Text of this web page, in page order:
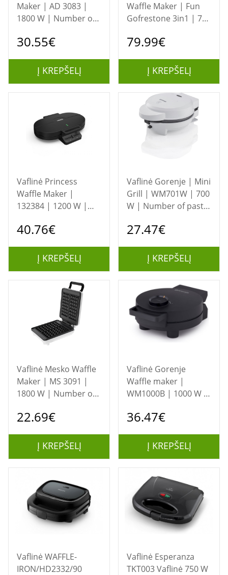
Maker | AD 3083 |
1800 W | Number of
Silver/Black
30.55€
Į KREPŠELĮ
Waffle Maker | Fun
Gofrestone 3in1 | 700
3 |
| White
79.99€
Į KREPŠELĮ
Vaflinė Princess
Waffle Maker |
132384 | 1200 W |
| Heart shaped |
40.76€
Į KREPŠELĮ
Vaflinė Gorenje | Mini
Grill | WM701W | 700
W | Number of pastry
White
27.47€
Į KREPŠELĮ
Vaflinė Mesko Waffle
Maker | MS 3091 |
1800 W | Number of
White
22.69€
Į KREPŠELĮ
Vaflinė Gorenje
Waffle maker |
WM1000B | 1000 W |
Black
36.47€
Į KREPŠELĮ
Vaflinė WAFFLE-
IRON/HD2332/90
Vaflinė Esperanza
TKT003 Vaflinė 750 W